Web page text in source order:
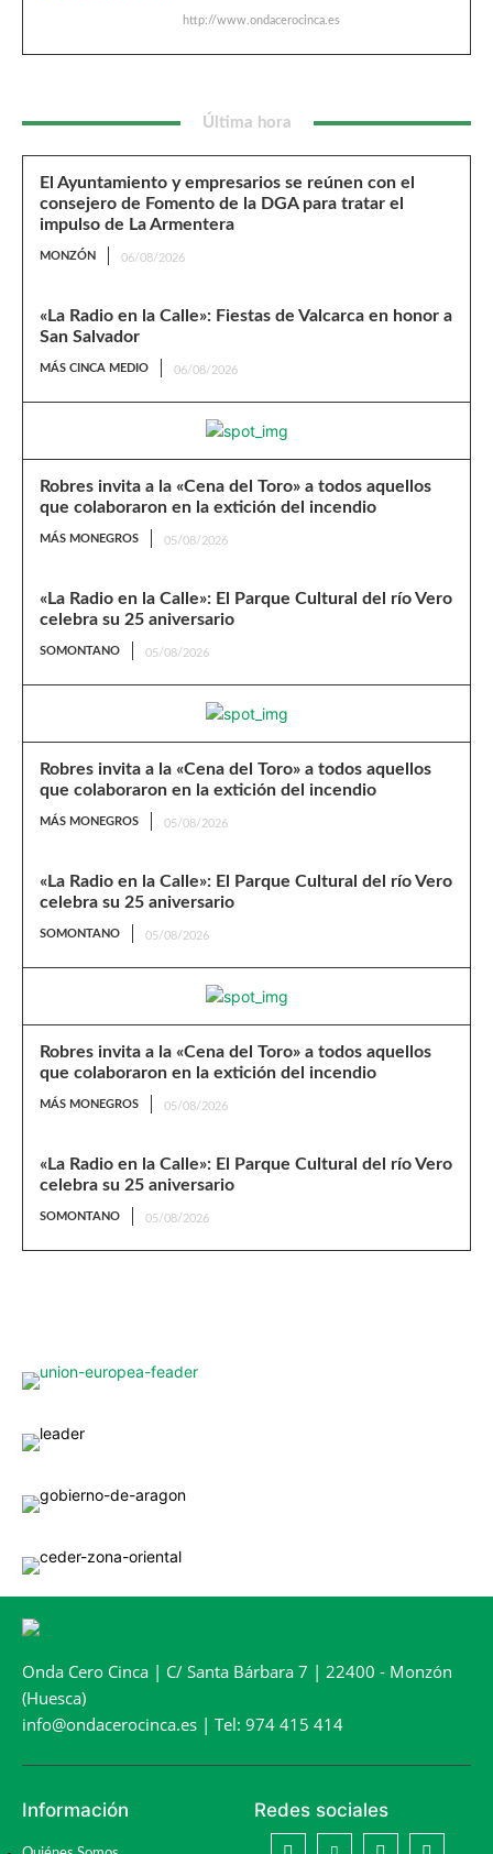
http://www.ondacerocinca.es
Última hora
El Ayuntamiento y empresarios se reúnen con el
consejero de Fomento de la DGA para tratar el
impulso de La Armentera
MONZÓN 06/08/2026
«La Radio en la Calle»: Fiestas de Valcarca en honor a
San Salvador
MÁS CINCA MEDIO 06/08/2026
Robres invita a la «Cena del Toro» a todos aquellos
que colaboraron en la extición del incendio
MÁS MONEGROS 05/08/2026
«La Radio en la Calle»: El Parque Cultural del río Vero
celebra su 25 aniversario
SOMONTANO 05/08/2026
Robres invita a la «Cena del Toro» a todos aquellos
que colaboraron en la extición del incendio
MÁS MONEGROS 05/08/2026
«La Radio en la Calle»: El Parque Cultural del río Vero
celebra su 25 aniversario
SOMONTANO 05/08/2026
Robres invita a la «Cena del Toro» a todos aquellos
que colaboraron en la extición del incendio
MÁS MONEGROS 05/08/2026
«La Radio en la Calle»: El Parque Cultural del río Vero
celebra su 25 aniversario
SOMONTANO 05/08/2026
Onda Cero Cinca | C/ Santa Bárbara 7 | 22400 - Monzón
(Huesca)
info@ondacerocinca.es | Tel: 974 415 414
Información Redes sociales